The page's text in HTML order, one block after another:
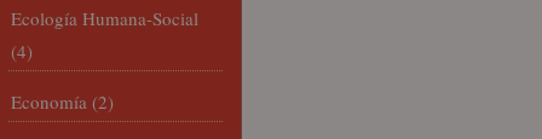
Ecología Humana-Social
(4)
Economía (2)